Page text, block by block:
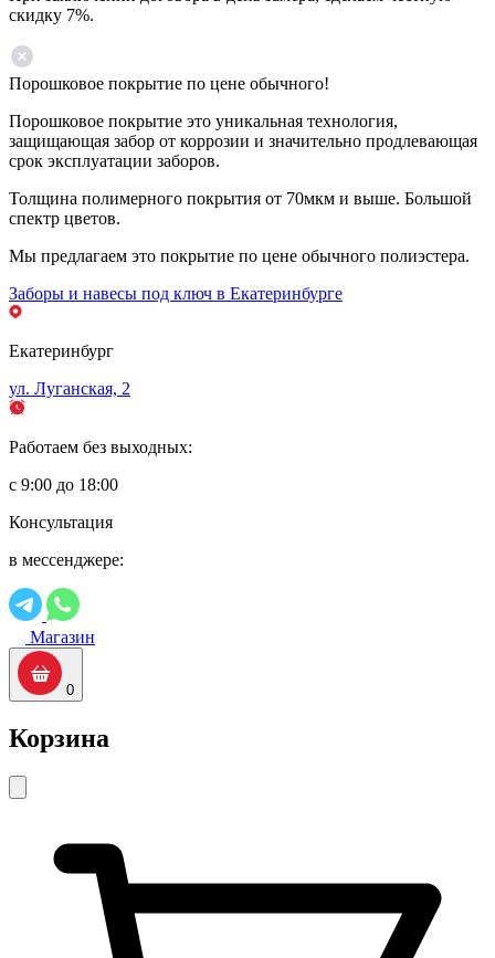
скидку 7%.
Порошковое покрытие по цене обычного!
Порошковое покрытие это уникальная технология,
защищающая забор от коррозии и значительно продлевающая
срок эксплуатации заборов.
Толщина полимерного покрытия от 70мкм и выше. Большой
спектр цветов.
Мы предлагаем это покрытие по цене обычного полиэстера.
Заборы и навесы под ключ в Екатеринбурге
Екатеринбург
ул. Луганская, 2
Работаем без выходных:
с 9:00 до 18:00
Консультация
в мессенджере:
Магазин
0
Корзина